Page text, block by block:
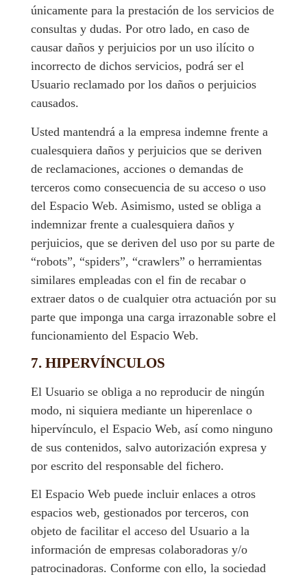
únicamente para la prestación de los servicios de
consultas y dudas. Por otro lado, en caso de
causar daños y perjuicios por un uso ilícito o
incorrecto de dichos servicios, podrá ser el
Usuario reclamado por los daños o perjuicios
causados.
Usted mantendrá a la empresa indemne frente a
cualesquiera daños y perjuicios que se deriven
de reclamaciones, acciones o demandas de
terceros como consecuencia de su acceso o uso
del Espacio Web. Asimismo, usted se obliga a
indemnizar frente a cualesquiera daños y
perjuicios, que se deriven del uso por su parte de
“robots”, “spiders”, “crawlers” o herramientas
similares empleadas con el fin de recabar o
extraer datos o de cualquier otra actuación por su
parte que imponga una carga irrazonable sobre el
funcionamiento del Espacio Web.
7. HIPERVÍNCULOS
El Usuario se obliga a no reproducir de ningún
modo, ni siquiera mediante un hiperenlace o
hipervínculo, el Espacio Web, así como ninguno
de sus contenidos, salvo autorización expresa y
por escrito del responsable del fichero.
El Espacio Web puede incluir enlaces a otros
espacios web, gestionados por terceros, con
objeto de facilitar el acceso del Usuario a la
información de empresas colaboradoras y/o
patrocinadoras. Conforme con ello, la sociedad